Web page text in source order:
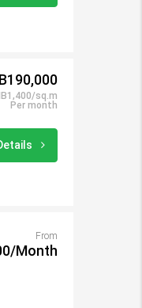
sq.m
Per month
From
Month